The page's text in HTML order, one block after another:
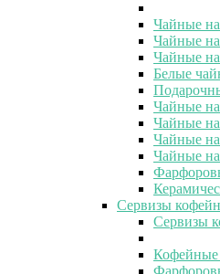
Чайные
Чайные
Чайные
Белые
Чайные
Чайные
Чайные
Чайные
Сервизы
Сервизы
Кофейные